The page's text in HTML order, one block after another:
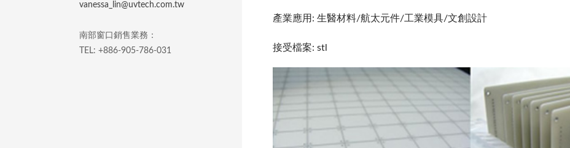
vanessa_lin@uvtech.com.tw
南部窗口銷售業務：
TEL: +886-905-786-031
產業應用: 生醫材料/航太元件/工業模具/文創設計
接受檔案: stl